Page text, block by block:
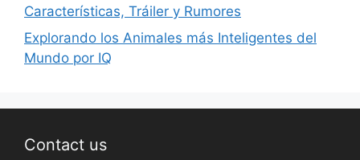
Características, Tráiler y Rumores
Explorando los Animales más Inteligentes del
Mundo por IQ
Contact us